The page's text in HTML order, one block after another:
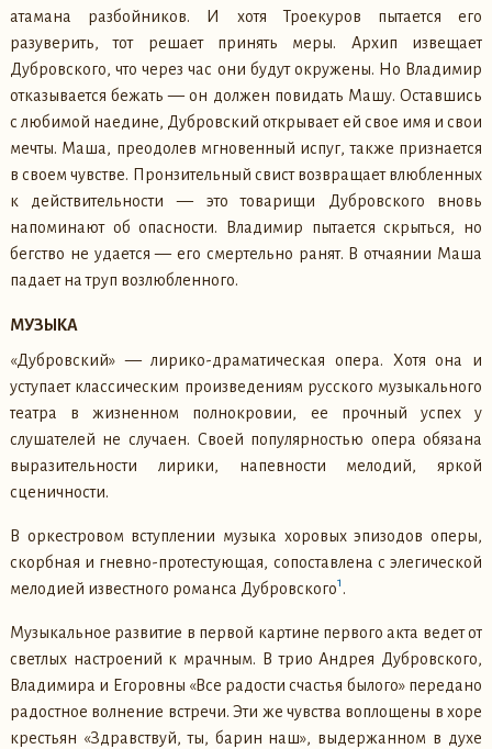
атамана разбойников. И хотя Троекуров пытается его
разуверить, тот решает принять меры. Архип извещает
Дубровского, что через час они будут окружены. Но Владимир
отказывается бежать — он должен повидать Машу. Оставшись
с любимой наедине, Дубровский открывает ей свое имя и свои
мечты. Маша, преодолев мгновенный испуг, также признается
в своем чувстве. Пронзительный свист возвращает влюбленных
к действительности — это товарищи Дубровского вновь
напоминают об опасности. Владимир пытается скрыться, но
бегство не удается — его смертельно ранят. В отчаянии Маша
падает на труп возлюбленного.
МУЗЫКА
«Дубровский» — лирико-драматическая опера. Хотя она и
уступает классическим произведениям русского музыкального
театра в жизненном полнокровии, ее прочный успех у
слушателей не случаен. Своей популярностью опера обязана
выразительности лирики, напевности мелодий, яркой
сценичности.
В оркестровом вступлении музыка хоровых эпизодов оперы,
скорбная и гневно-протестующая, сопоставлена с элегической
мелодией известного романса Дубровского1 .
Музыкальное развитие в первой картине первого акта ведет от
светлых настроений к мрачным. В трио Андрея Дубровского,
Владимира и Егоровны «Все радости счастья былого» передано
радостное волнение встречи. Эти же чувства воплощены в хоре
крестьян «Здравствуй, ты, барин наш», выдержанном в духе